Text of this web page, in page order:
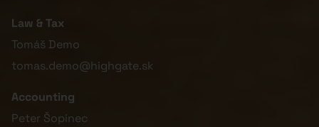
Law & Tax
Tomáš Demo
tomas.demo@highgate.sk
Accounting
Peter Šopinec